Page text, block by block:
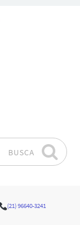
BUSCA
(21) 96640-3241